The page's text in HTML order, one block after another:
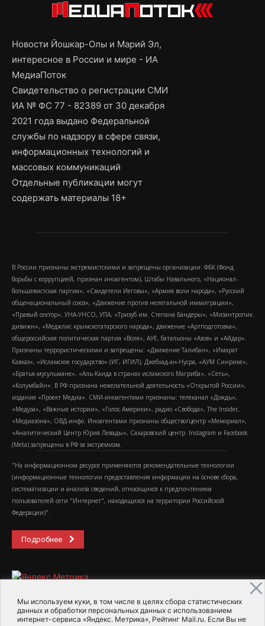
Мы используем куки, в том числе в целях сбора статистических
данных и обработки персональных данных с использованием
интернет-сервиса «Яндекс. Метрика», Рейтинг Mail.ru. Если Вы не
Новости Йошкар-Олы и Марий Эл,
интересное в России и мире - ИА
МедиаПоток
Свидетельство о регистрации СМИ
ИА № ФС 77 - 82389 от 30 декабря
2021 года выдано Федеральной
службы по надзору в сфере связи,
информационных технологий и
массовых коммуникаций
Отдельные публикации могут
содержать материалы 18+
В России признаны экстремистскими и запрещены организации: ФБК (Фонд
борьбы с коррупцией, признан иноагентом), Штабы Навального, «Национал-
большевистская партия», «Свидетели Иеговы», «Армия воли народа», «Русский
общенациональный союз», «Движение против нелегальной иммиграции»,
«Правый сектор», УНА-УНСО, УПА, «Тризуб им. Степана Бандеры», «Мизантропик
дивижн», «Меджлис крымскотатарского народа», движение «Артподготовка»,
общероссийская политическая партия «Воля», АУЕ, батальоны «Азов» и «Айдар».
Признаны террористическими и запрещены: «Движение Талибан», «Имарат
Кавказ», «Исламское государство» (ИГ, ИГИЛ), Джебхад-ан-Нусра, «АУМ Синрике»,
«Братья-мусульмане», «Аль-Каида в странах исламского Магриба», «Сеть»,
«Колумбайн». В РФ признана нежелательной деятельность «Открытой России»,
издания «Проект Медиа». СМИ-иноагентами признаны: телеканал «Дождь»,
«Медуза», «Важные истории», «Голос Америки», радио «Свобода», The Insider,
«Медиазона», ОВД-инфо. Иноагентами признаны общество/центр «Мемориал»,
«Аналитический Центр Юрия Левады», Сахаровский центр. Instagram и Facebook
(Metа) запрещены в РФ за экстремизм.
"На информационном ресурсе применяются рекомендательные технологии
(информационные технологии предоставления информации на основе сбора,
систематизации и анализа сведений, относящихся к предпочтениям
пользователей сети "Интернет", находящихся на территории Российской
Федерации)".
Подробнее